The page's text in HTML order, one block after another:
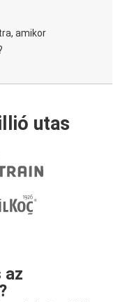
amikor
utas
az